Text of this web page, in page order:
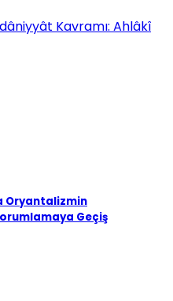
Kavramı: Ahlâkî
Oryantalizmin
Geçiş